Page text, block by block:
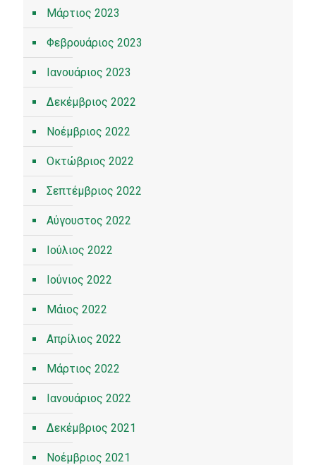
Μάρτιος 2023
Φεβρουάριος 2023
Ιανουάριος 2023
Δεκέμβριος 2022
Νοέμβριος 2022
Οκτώβριος 2022
Σεπτέμβριος 2022
Αύγουστος 2022
Ιούλιος 2022
Ιούνιος 2022
Μάιος 2022
Απρίλιος 2022
Μάρτιος 2022
Ιανουάριος 2022
Δεκέμβριος 2021
Νοέμβριος 2021